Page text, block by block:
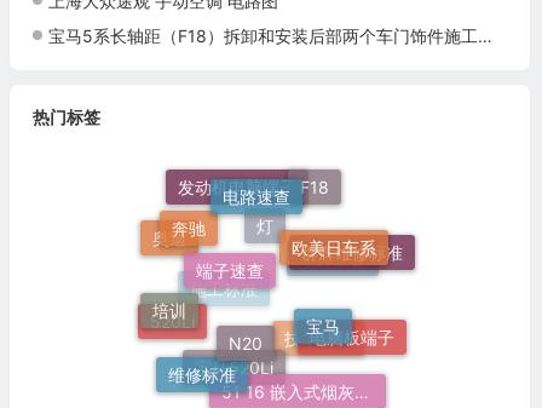
宝马5系长轴距（F18）拆卸和安装后部两个车门饰件施工与复检标准
热门标签
施工标准
灯
技术培训
宝马520Li
520Li
奥迪
发动机电脑端子 F18
群辉维修标准
电脑板端子
维修标准
培训
奔驰
电路速查
欧美日车系
N20
端子速查